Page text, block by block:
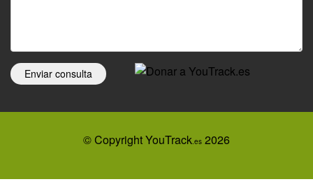
Enviar consulta
© Copyright YouTrack.es 2026